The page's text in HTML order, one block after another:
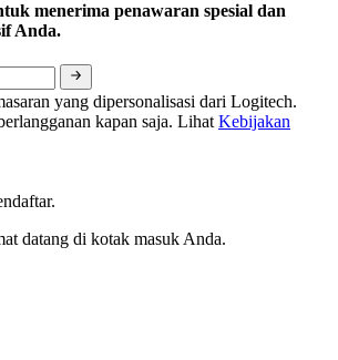
menerima penawaran spesial dan
Anda.
yang dipersonalisasi dari Logitech.
kapan saja. Lihat Kebijakan
datang di kotak masuk Anda.